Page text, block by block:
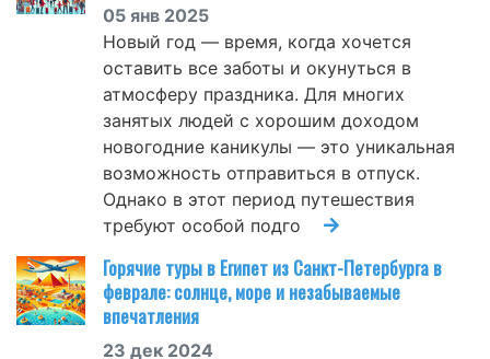
05 янв 2025
Новый год — время, когда хочется
оставить все заботы и окунуться в
атмосферу праздника. Для многих
занятых людей с хорошим доходом
новогодние каникулы — это уникальная
возможность отправиться в отпуск.
Однако в этот период путешествия
требуют особой подго
Горячие туры в Египет из Санкт-Петербурга в
феврале: солнце, море и незабываемые
впечатления
23 дек 2024